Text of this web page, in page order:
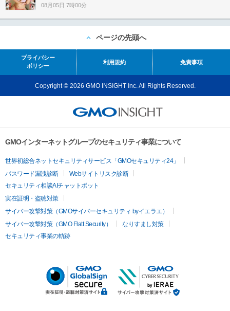
08月05日 7時00分
ページの先頭へ
プライバシー
ポリシー
利用規約 免責事項
Copyright © 2026 GMO INSIGHT Inc. All Rights Reserved.
GMOインターネットグループのセキュリティ事業について
世界初総合ネットセキュリティサービス「GMOセキュリティ24」
パスワード漏洩診断
Webサイトリスク診断
セキュリティ相談AIチャットボット
実在証明・盗聴対策
サイバー攻撃対策（GMOサイバーセキュリティ byイエラエ）
サイバー攻撃対策（GMO Flatt Security）
なりすまし対策
セキュリティ事業の軌跡